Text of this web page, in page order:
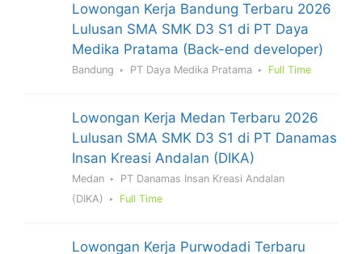
Lowongan Kerja Bandung Terbaru 2026
Lulusan SMA SMK D3 S1 di PT Daya
Medika Pratama (Back-end developer)
Bandung PT Daya Medika Pratama Full Time
Lowongan Kerja Medan Terbaru 2026
Lulusan SMA SMK D3 S1 di PT Danamas
Insan Kreasi Andalan (DIKA)
Medan
PT Danamas Insan Kreasi Andalan
(DIKA)
Full Time
Lowongan Kerja Purwodadi Terbaru